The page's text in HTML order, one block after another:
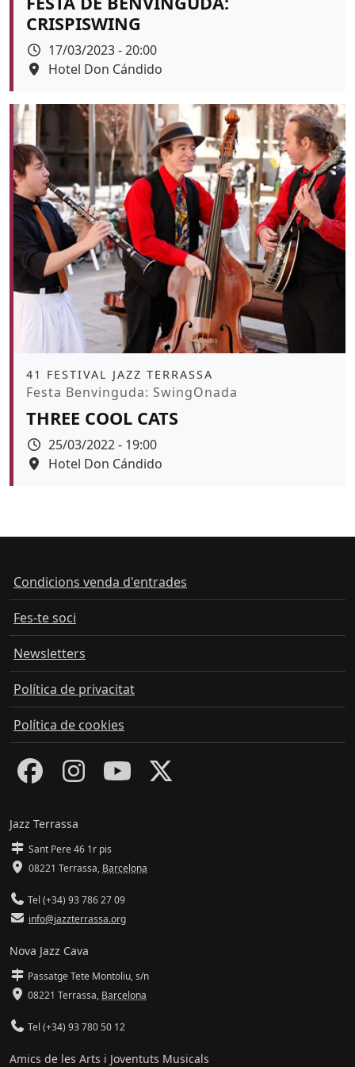
CRISPISWING
Data
17/03/2023 - 20:00
Espai
Hotel Don Cándido
Àmbit
41 FESTIVAL JAZZ TERRASSA
Promoció
Festa Benvinguda: SwingOnada
THREE COOL CATS
Data
25/03/2022 - 19:00
Espai
Hotel Don Cándido
Condicions venda d'entrades
Fes-te soci
Newsletters
Política de privacitat
Política de cookies
Jazz Terrassa
Sant Pere 46 1r pis
08221 Terrassa, Barcelona
Tel (+34) 93 786 27 09
info@jazzterrassa.org
Nova Jazz Cava
Passatge Tete Montoliu, s/n
08221 Terrassa, Barcelona
Tel (+34) 93 780 50 12
Amics de les Arts i Joventuts Musicals